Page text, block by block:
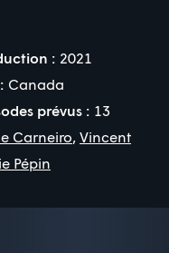
: 2021
Canada
prévus : 13
Carneiro Vincent
Pépin